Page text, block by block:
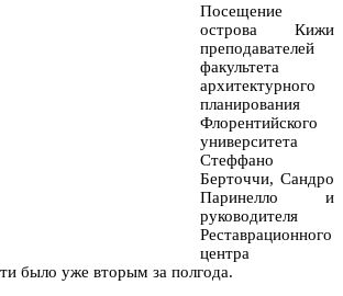
Посещение
острова Кижи
преподавателей
факультета
архитектурного
планирования
Флорентийского
университета
Стеффано
Берточчи, Сандро
Паринелло и
руководителя
Реставрационного
центра
было уже вторым за полгода.